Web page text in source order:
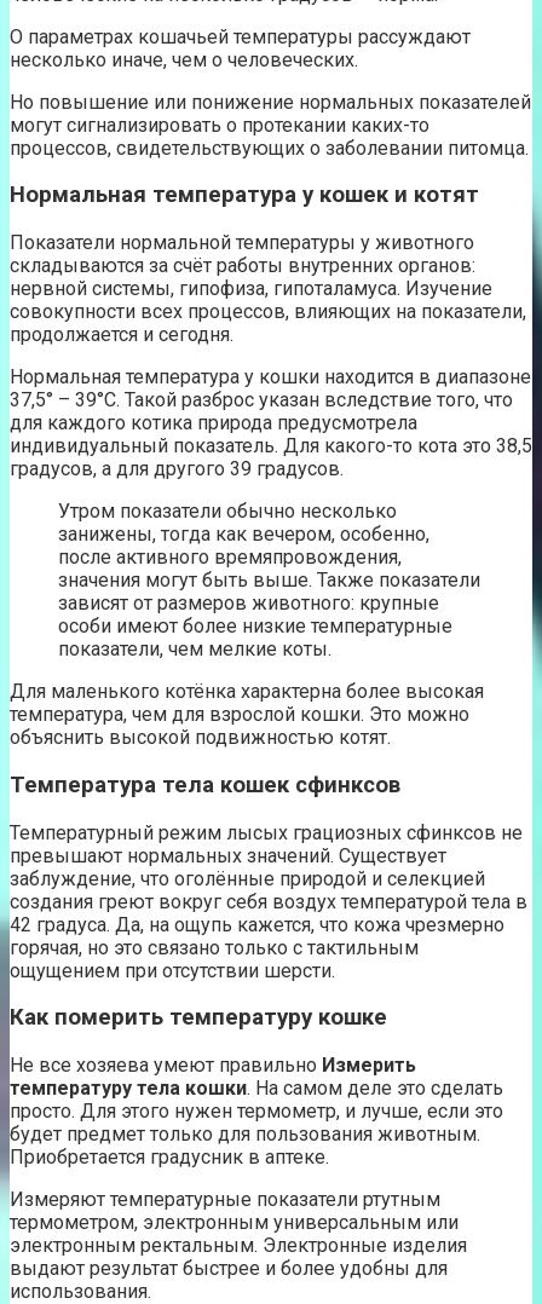
О параметрах кошачьей температуры рассуждают
несколько иначе, чем о человеческих.
Но повышение или понижение нормальных показателей
могут сигнализировать о протекании каких-то
процессов, свидетельствующих о заболевании питомца.
Нормальная температура у кошек и котят
Показатели нормальной температуры у животного
складываются за счёт работы внутренних органов:
нервной системы, гипофиза, гипоталамуса. Изучение
совокупности всех процессов, влияющих на показатели,
продолжается и сегодня.
Нормальная температура у кошки находится в диапазоне
37,5° – 39°С. Такой разброс указан вследствие того, что
для каждого котика природа предусмотрела
индивидуальный показатель. Для какого-то кота это 38,5
градусов, а для другого 39 градусов.
Утром показатели обычно несколько
занижены, тогда как вечером, особенно,
после активного времяпровождения,
значения могут быть выше. Также показатели
зависят от размеров животного: крупные
особи имеют более низкие температурные
показатели, чем мелкие коты.
Для маленького котёнка характерна более высокая
температура, чем для взрослой кошки. Это можно
объяснить высокой подвижностью котят.
Температура тела кошек сфинксов
Температурный режим лысых грациозных сфинксов не
превышают нормальных значений. Существует
заблуждение, что оголённые природой и селекцией
создания греют вокруг себя воздух температурой тела в
42 градуса. Да, на ощупь кажется, что кожа чрезмерно
горячая, но это связано только с тактильным
ощущением при отсутствии шерсти.
Как померить температуру кошке
Не все хозяева умеют правильно Измерить
температуру тела кошки. На самом деле это сделать
просто. Для этого нужен термометр, и лучше, если это
будет предмет только для пользования животным.
Приобретается градусник в аптеке.
Измеряют температурные показатели ртутным
термометром, электронным универсальным или
электронным ректальным. Электронные изделия
выдают результат быстрее и более удобны для
использования.